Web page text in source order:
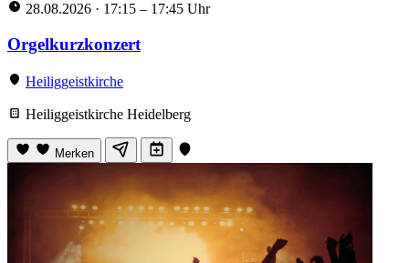
28.08.2026 · 17:15 – 17:45 Uhr
Orgelkurzkonzert
Heiliggeistkirche
Heiliggeistkirche Heidelberg
Merken